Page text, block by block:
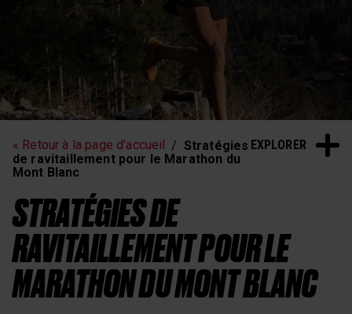
EXPLORER
« Retour à la page d'accueil
Stratégies
de ravitaillement pour le Marathon du
Mont Blanc
STRATÉGIES DE
RAVITAILLEMENT POUR LE
MARATHON DU MONT BLANC